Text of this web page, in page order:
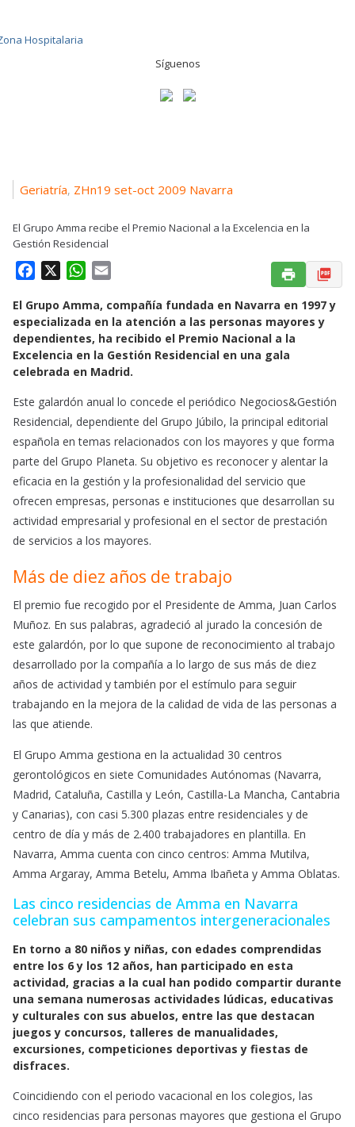
Síguenos
Geriatría, ZHn19 set-oct 2009 Navarra
El Grupo Amma recibe el Premio Nacional a la Excelencia en la
Gestión Residencial
c
e
b
o
k
W
a
t
s
A
p
a
i
l
El Grupo Amma, compañía fundada en Navarra en 1997 y
especializada en la atención a las personas mayores y
dependientes, ha recibido el Premio Nacional a la
Excelencia en la Gestión Residencial en una gala
celebrada en Madrid.
Este galardón anual lo concede el periódico Negocios&Gestión
Residencial, dependiente del Grupo Júbilo, la principal editorial
española en temas relacionados con los mayores y que forma
parte del Grupo Planeta. Su objetivo es reconocer y alentar la
eficacia en la gestión y la profesionalidad del servicio que
ofrecen empresas, personas e instituciones que desarrollan su
actividad empresarial y profesional en el sector de prestación
de servicios a los mayores.
Más de diez años de trabajo
El premio fue recogido por el Presidente de Amma, Juan Carlos
Muñoz. En sus palabras, agradeció al jurado la concesión de
este galardón, por lo que supone de reconocimiento al trabajo
desarrollado por la compañía a lo largo de sus más de diez
años de actividad y también por el estímulo para seguir
trabajando en la mejora de la calidad de vida de las personas a
las que atiende.
El Grupo Amma gestiona en la actualidad 30 centros
gerontológicos en siete Comunidades Autónomas (Navarra,
Madrid, Cataluña, Castilla y León, Castilla-La Mancha, Cantabria
y Canarias), con casi 5.300 plazas entre residenciales y de
centro de día y más de 2.400 trabajadores en plantilla. En
Navarra, Amma cuenta con cinco centros: Amma Mutilva,
Amma Argaray, Amma Betelu, Amma Ibañeta y Amma Oblatas.
Las cinco residencias de Amma en Navarra
celebran sus campamentos intergeneracionales
En torno a 80 niños y niñas, con edades comprendidas
entre los 6 y los 12 años, han participado en esta
actividad, gracias a la cual han podido compartir durante
una semana numerosas actividades lúdicas, educativas
y culturales con sus abuelos, entre las que destacan
juegos y concursos, talleres de manualidades,
excursiones, competiciones deportivas y fiestas de
disfraces.
Coincidiendo con el periodo vacacional en los colegios, las
cinco residencias para personas mayores que gestiona el Grupo